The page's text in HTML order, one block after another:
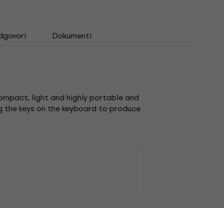
Dokumenti
light and highly portable and
keys on the keyboard to produce